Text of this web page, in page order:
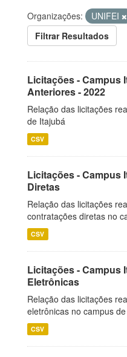
Organizações: UNIFEI
Filtrar Resultados
Licitações - Campus
Anteriores - 2022
Relação das licitações
de Itajubá
CSV
Licitações - Campus
Diretas
Relação das licitações
contratações diretas no
CSV
Licitações - Campus
Eletrônicas
Relação das licitações
eletrônicas no campus
CSV